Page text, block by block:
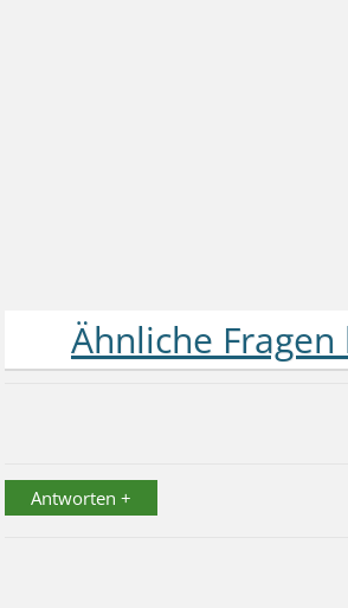
Antworten +